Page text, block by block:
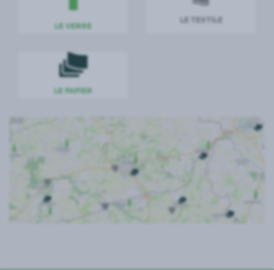
LE VERRE
LE TEXTILE
LE PAPIER
Accéder a la catégorie papier